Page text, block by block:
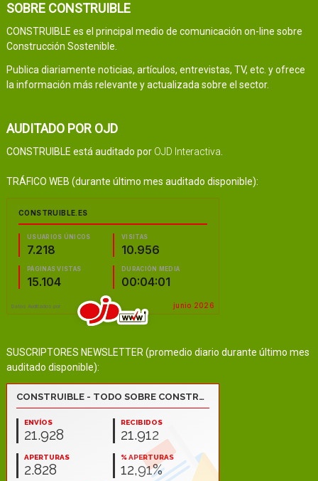
SOBRE CONSTRUIBLE
CONSTRUIBLE es el principal medio de comunicación on-line sobre
Construcción Sostenible.
Publica diariamente noticias, artículos, entrevistas, TV, etc. y ofrece
la información más relevante y actualizada sobre el sector.
AUDITADO POR OJD
CONSTRUIBLE está auditado por OJD Interactiva
TRÁFICO WEB (durante último mes auditado disponible):
SUSCRIPTORES NEWSLETTER (promedio diario durante último mes
auditado disponible):